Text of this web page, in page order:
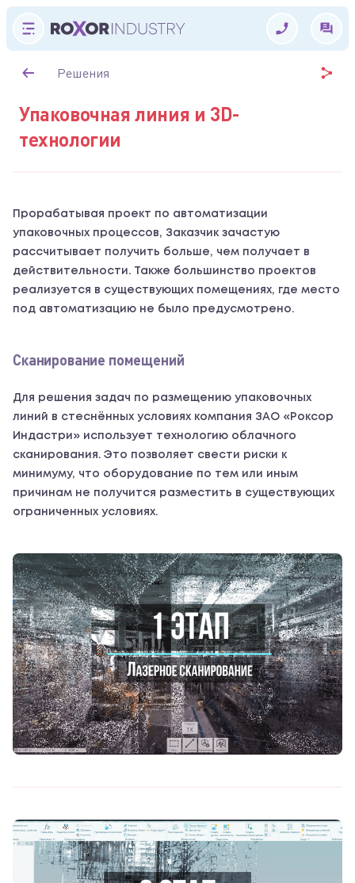
Решения
Упаковочная линия и 3D-
технологии
Прорабатывая проект по автоматизации
упаковочных процессов, Заказчик зачастую
рассчитывает получить больше, чем получает в
действительности. Также большинство проектов
реализуется в существующих помещениях, где место
под автоматизацию не было предусмотрено.
Сканирование помещений
Для решения задач по размещению упаковочных
линий в стеснённых условиях компания ЗАО «Роксор
Индастри» использует технологию облачного
сканирования. Это позволяет свести риски к
минимуму, что оборудование по тем или иным
причинам не получится разместить в существующих
ограниченных условиях.